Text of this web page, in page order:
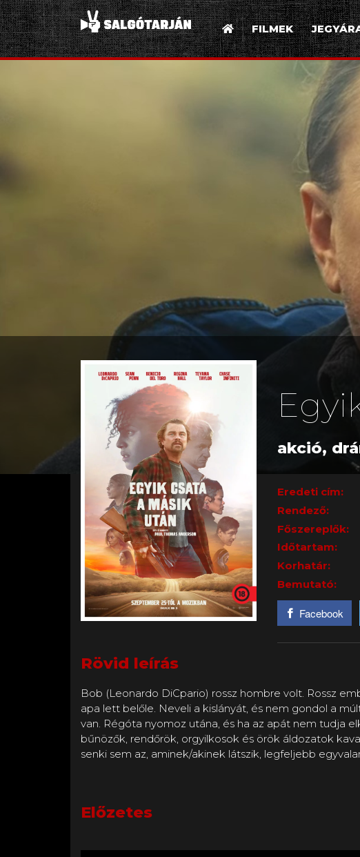
FILMEK
akció,
Eredeti cím:
Rendező:
Főszereplők:
Időtartam:
Korhatár:
Bemutató:
Facebook
Rövid leírás
Bob (Leonardo DiCpario) rossz hombre volt. Rossz
apa lett belőle. Neveli a kislányát, és nem gondol a
van. Régóta nyomoz utána, és ha az apát nem tudja
bűnözők, rendőrök, orgyilkosok és örök áldozatok
senki sem az, aminek/akinek látszik, legfeljebb
Előzetes